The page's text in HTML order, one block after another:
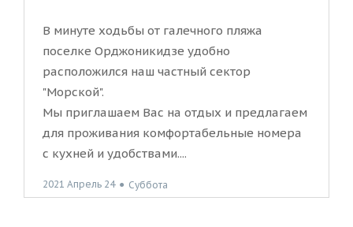
В минуте ходьбы от галечного пляжа
поселке Орджоникидзе удобно
расположился наш частный сектор
"Морской".
Мы приглашаем Вас на отдых и предлагаем
для проживания комфортабельные номера
с кухней и удобствами....
2021 Апрель 24 ● Суббота